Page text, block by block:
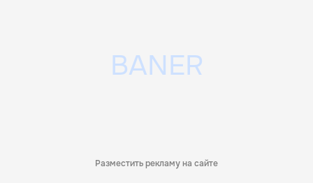
Разместить рекламу на сайте